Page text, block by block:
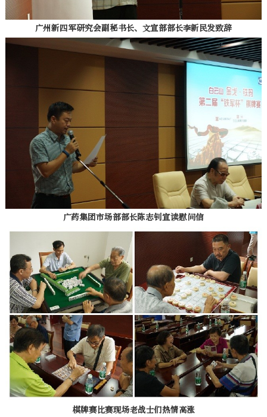
广州新四军研究会副秘书长、文宣部部长李新民发致辞
广药集团市场部部长陈志钊宣读慰问信
棋牌赛比赛现场老战士们热情高涨